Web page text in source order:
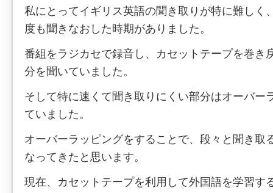
私にとってイギリス英語の聞き取りが特に難しく
度も聞きなおした時期がありました。
番組をラジカセで録音し、カセットテープを巻き
分を聞いていました。
そして特に速くて聞き取りにくい部分はオーバー
ていました。
オーバーラッピングをすることで、段々と聞き取
なってきたと思います。
現在、カセットテープを利用して外国語を学習す